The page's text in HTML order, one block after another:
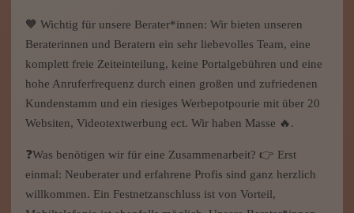
Fähigkeiten sowie Internet und genügend Zeit für die
Beratungstätigkeit. Zudem achten wir auf einen freundlichem
Umgangston miteinander.
✅ Bei Interesse - Wir freuen uns sehr auf Ihre Bewerbung.
Nutzen Sie hierfür unser Bewerbungsformular oder rufen Sie
Uhr). Ihr ESOTERIKPALAST 🧡